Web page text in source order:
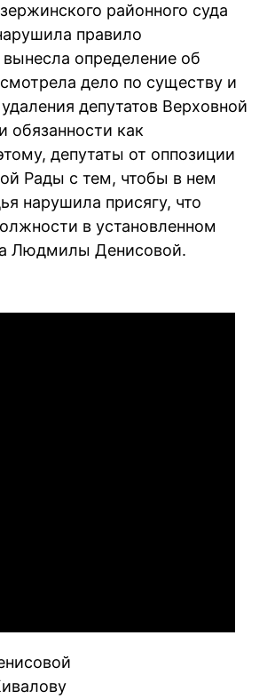
районного суда
правило
определение об
дело по существу и
депутатов Верховной
обязанности как
депутаты от оппозиции
Рады с тем, чтобы в нем
нарушила присягу, что
в установленном
Людмилы Денисовой.